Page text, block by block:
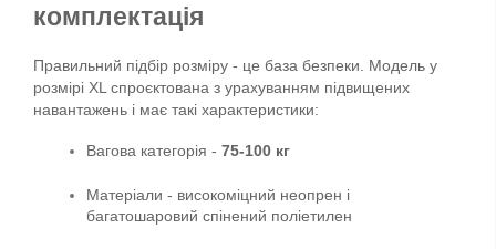
комплектація
Правильний підбір розміру - це база безпеки. Модель у
розмірі XL спроєктована з урахуванням підвищених
навантажень і має такі характеристики:
Вагова категорія - 75-100 кг
Матеріали - високоміцний неопрен і
багатошаровий спінений поліетилен